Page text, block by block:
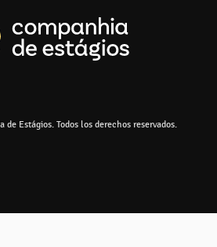
Estágios. Todos los derechos reservados.